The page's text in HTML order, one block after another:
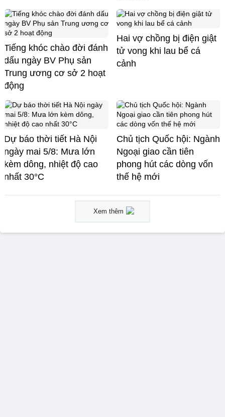
Tiếng khóc chào đời đánh
dấu ngày BV Phụ sản
Trung ương cơ sở 2 hoạt
động
Hai vợ chồng bị điện giật
tử vong khi lau bể cá
cảnh
Dự báo thời tiết Hà Nội
ngày mai 5/8: Mưa lớn
kèm dông, nhiệt độ cao
nhất 30°C
Chủ tịch Quốc hội: Ngành
Ngoại giao cần tiên
phong hút các dòng vốn
thế hệ mới
Xem thêm